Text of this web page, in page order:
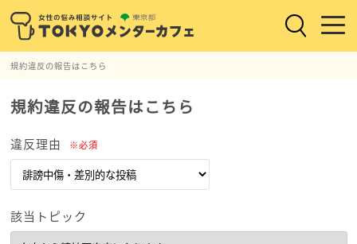
規約違反の報告はこちら
規約違反の報告はこちら
違反理由 ※必須
該当トピック